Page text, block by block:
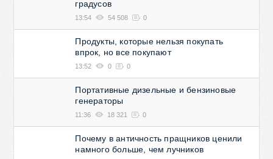
градусов
13:54 54 508 0
Продукты, которые нельзя покупать
впрок, но все покупают
13:52 0 0
Портативные дизельные и бензиновые
генераторы
11:36 18 321 0
Почему в античность пращников ценили
намного больше, чем лучников